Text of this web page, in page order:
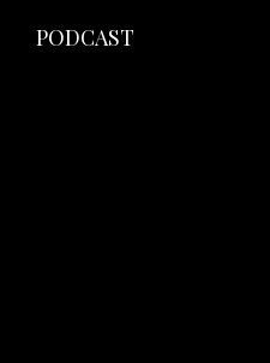
PODCAST